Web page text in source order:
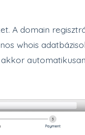
A domain
whois